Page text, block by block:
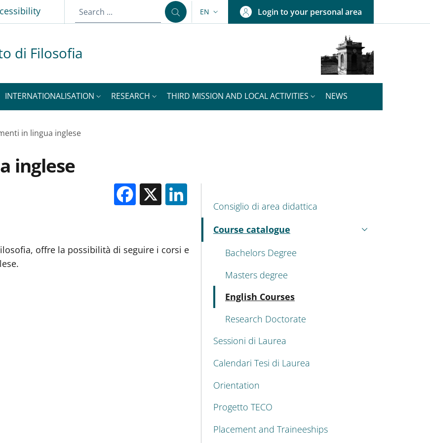
LANGUAGE SWITCHER: CURRENT LANGUAGE
EN Login to your personal area
di Filosofia
INTERNATIONALISATION RESEARCH THIRD MISSION AND LOCAL ACTIVITIES NEWS
in lingua inglese
inglese
Facebook
X
offre la possibilità di seguire i corsi e
MENU CEV SECOND NAVIGATION
Consiglio di area didattica
Course catalogue
Active
Bachelors Degree
Masters degree
English Courses
Research Doctorate
Sessioni di Laurea
Calendari Tesi di Laurea
Orientation
Progetto TECO
Placement and Traineeships